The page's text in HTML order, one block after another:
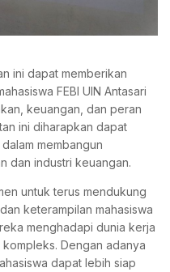
ini dapat memberikan
FEBI UIN Antasari
keuangan, dan peran
ini diharapkan dapat
membangun
dan industri keuangan.
untuk terus mendukung
keterampilan mahasiswa
menghadapi dunia kerja
Dengan adanya
dapat lebih siap